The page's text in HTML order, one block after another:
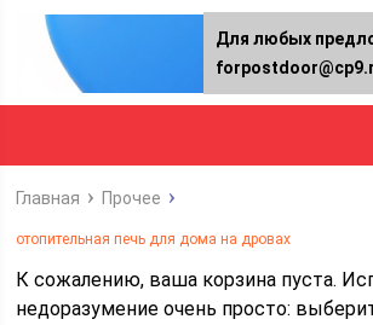
Главная Прочее
отопительная печь для дома на дровах
К сожалению, ваша корзина пуста.
недоразумение очень просто:
Для любых